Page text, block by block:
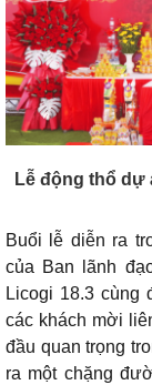
Lễ động thổ dự
Buổi lễ diễn ra
của Ban lãnh
Licogi 18.3 cùng
các khách mời
đầu quan trọng
ra một chặng